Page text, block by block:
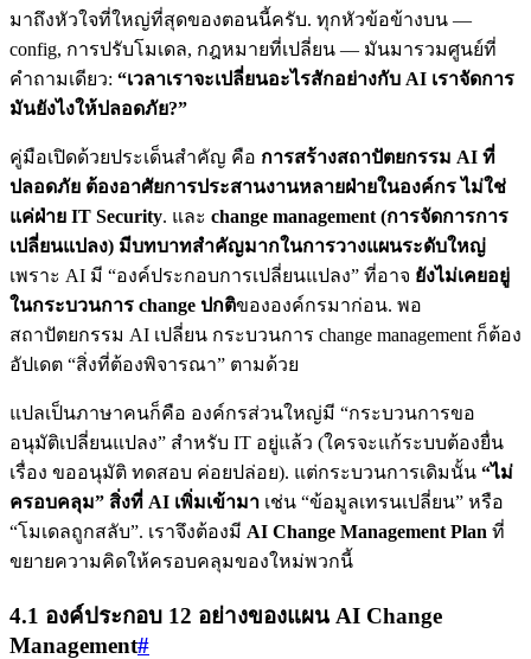
มาถึงหัวใจที่ใหญ่ที่สุดของตอนนี้ครับ. ทุกหัวข้อข้างบน —
config, การปรับโมเดล, กฎหมายที่เปลี่ยน — มันมารวมศูนย์ที่
คำถามเดียว: “เวลาเราจะเปลี่ยนอะไรสักอย่างกับ AI เราจัดการ
มันยังไงให้ปลอดภัย?”
คู่มือเปิดด้วยประเด็นสำคัญ คือ การสร้างสถาปัตยกรรม AI ที่
ปลอดภัย ต้องอาศัยการประสานงานหลายฝ่ายในองค์กร ไม่ใช่
แค่ฝ่าย IT Security. และ change management (การจัดการการ
เปลี่ยนแปลง) มีบทบาทสำคัญมากในการวางแผนระดับใหญ่
เพราะ AI มี “องค์ประกอบการเปลี่ยนแปลง” ที่อาจ ยังไม่เคยอยู่
ในกระบวนการ change ปกติขององค์กรมาก่อน. พอ
สถาปัตยกรรม AI เปลี่ยน กระบวนการ change management ก็ต้อง
อัปเดต “สิ่งที่ต้องพิจารณา” ตามด้วย
แปลเป็นภาษาคนก็คือ องค์กรส่วนใหญ่มี “กระบวนการขอ
อนุมัติเปลี่ยนแปลง” สำหรับ IT อยู่แล้ว (ใครจะแก้ระบบต้องยื่น
เรื่อง ขออนุมัติ ทดสอบ ค่อยปล่อย). แต่กระบวนการเดิมนั้น “ไม่
ครอบคลุม” สิ่งที่ AI เพิ่มเข้ามา เช่น “ข้อมูลเทรนเปลี่ยน” หรือ
“โมเดลถูกสลับ”. เราจึงต้องมี AI Change Management Plan ที่
ขยายความคิดให้ครอบคลุมของใหม่พวกนี้
4.1 องค์ประกอบ 12 อย่างของแผน AI Change
Management#